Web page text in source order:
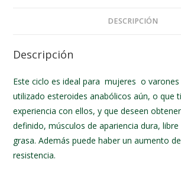
DESCRIPCIÓN
Descripción
Este ciclo es ideal para mujeres o varones
utilizado esteroides anabólicos aún, o que
experiencia con ellos, y que deseen
definido, músculos de apariencia dura,
grasa. Además puede haber un aumento
resistencia.